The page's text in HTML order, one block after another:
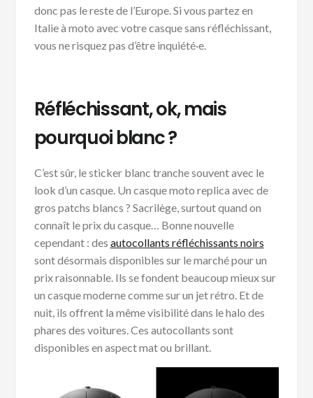
donc pas le reste de l’Europe. Si vous partez en
Italie à moto avec votre casque sans réfléchissant,
vous ne risquez pas d’être inquiété·e.
Réfléchissant, ok, mais
pourquoi blanc ?
C’est sûr, le sticker blanc tranche souvent avec le
look d’un casque. Un casque moto replica avec de
gros patchs blancs ? Sacrilège, surtout quand on
connaît le prix du casque… Bonne nouvelle
cependant : des autocollants réfléchissants noirs
sont désormais disponibles sur le marché pour un
prix raisonnable. Ils se fondent beaucoup mieux sur
un casque moderne comme sur un jet rétro. Et de
nuit, ils offrent la même visibilité dans le halo des
phares des voitures. Ces autocollants sont
disponibles en aspect mat ou brillant.